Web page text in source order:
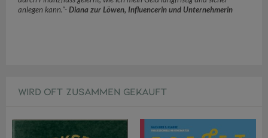
anlegen kann."-Diana zur Löwen, Influencerin und Unternehmerin
WIRD OFT ZUSAMMEN GEKAUFT